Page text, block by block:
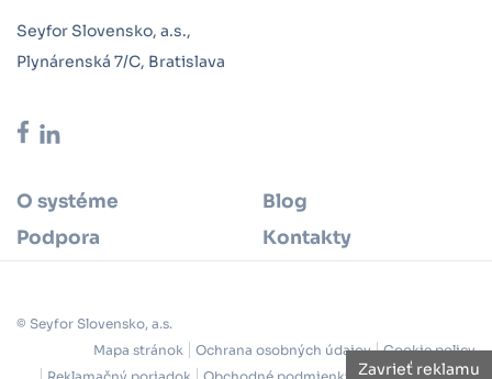
Zavrieť reklamu
Seyfor Slovensko, a.s.,
Plynárenská 7/C, Bratislava
O systéme
Blog
Podpora
Kontakty
© Seyfor Slovensko, a.s.
Mapa stránok
Ochrana osobných údajov
Cookie policy